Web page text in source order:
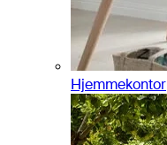
Hjemmekontor